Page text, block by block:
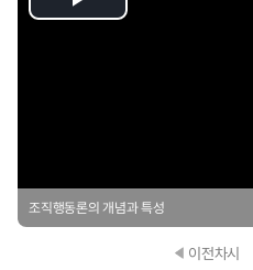
Play
조직행동론의 개념과 특성
이전차시